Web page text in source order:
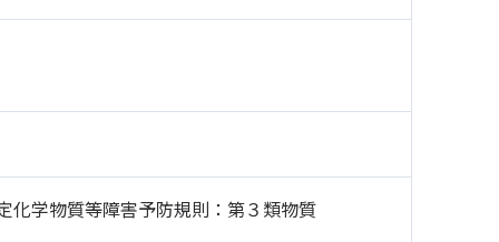
化学物質等障害予防規則：第３類物質